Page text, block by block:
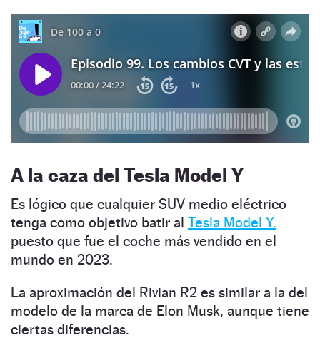
A la caza del Tesla Model Y
Es lógico que cualquier SUV medio eléctrico
tenga como objetivo batir al Tesla Model Y.
puesto que fue el coche más vendido en el
mundo en 2023.
La aproximación del Rivian R2 es similar a la del
modelo de la marca de Elon Musk, aunque tiene
ciertas diferencias.